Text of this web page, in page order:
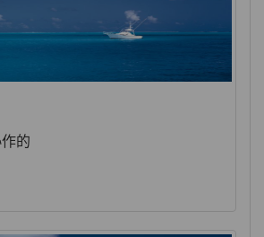
的